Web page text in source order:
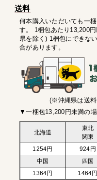
送料
何本購入いただいても一
す。 1梱包あたり13,200
県を除く) 1梱包にできな
合があります。
(※沖縄県は送料
▼一梱包13,200円未満の
北海道
東北
関東
1254円 924円
中国
四国
1364円
1464円